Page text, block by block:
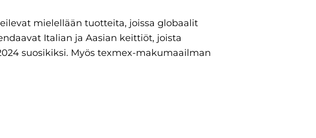
mielellään tuotteita, joissa globaalit
Italian ja Aasian keittiöt, joista
suosikiksi. Myös texmex-makumaailman